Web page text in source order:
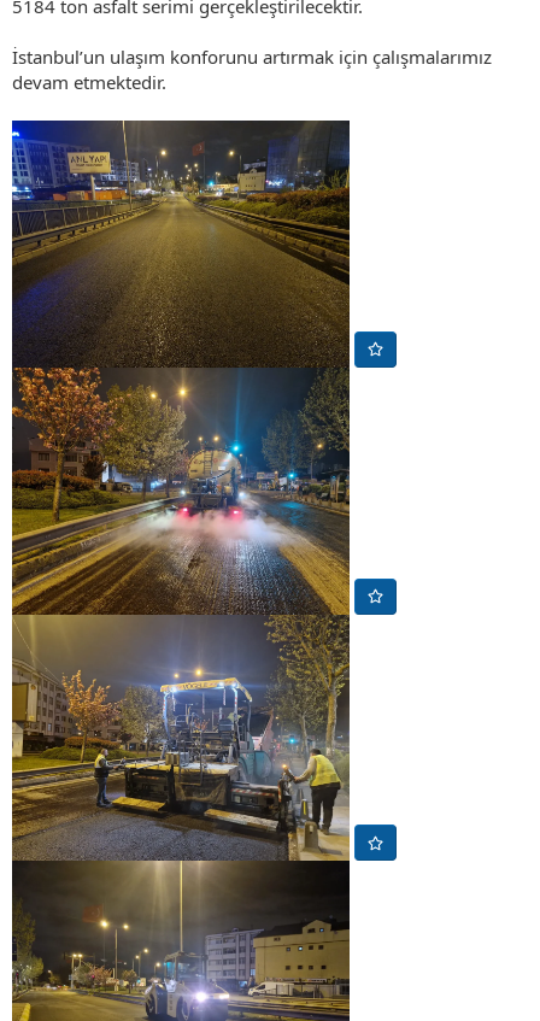
5184 ton asfalt serimi gerçekleştirilecektir.
İstanbul’un ulaşım konforunu artırmak için çalışmalarımız
devam etmektedir.